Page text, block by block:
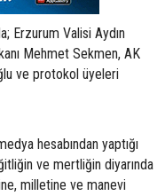
Erzurum Valisi Aydın
Mehmet Sekmen, AK
ve protokol üyeleri
hesabından yaptığı
ve mertliğin diyarında
milletine ve manevi